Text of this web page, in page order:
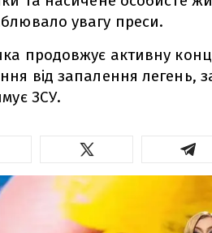
увагу преси.
продовжує активну
від запалення легень,
ЗСУ.